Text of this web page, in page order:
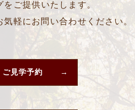
をご提供いたします。
軽にお問い合わせください。
ご見学予約